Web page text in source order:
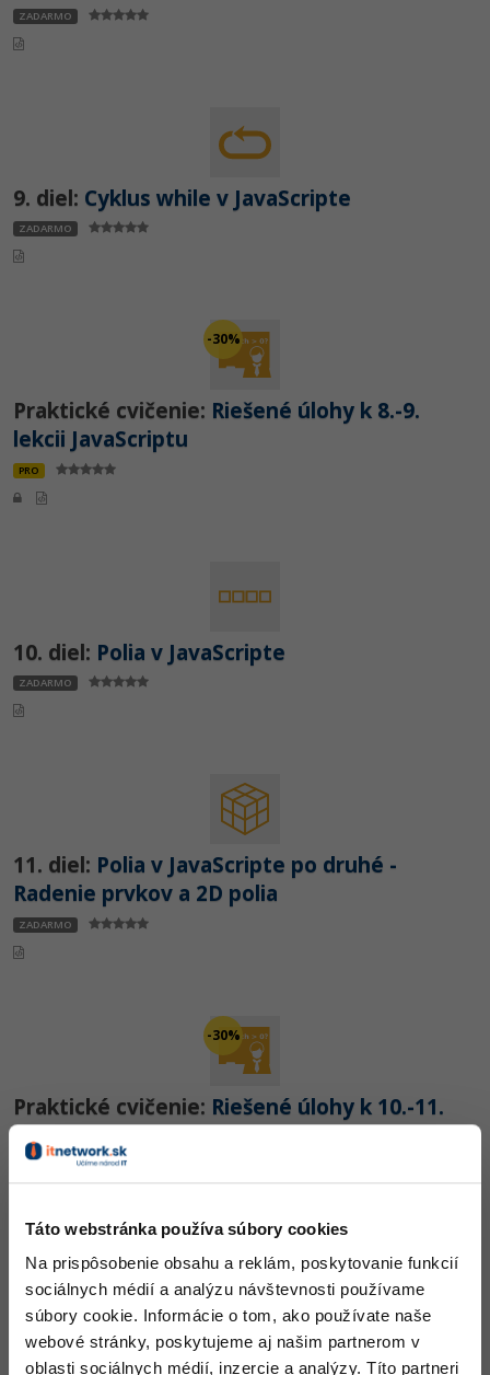
Táto webstránka používa súbory cookies
Na prispôsobenie obsahu a reklám, poskytovanie funkcií
sociálnych médií a analýzu návštevnosti používame
súbory cookie. Informácie o tom, ako používate naše
webové stránky, poskytujeme aj našim partnerom v
oblasti sociálnych médií, inzercie a analýzy. Títo partneri
ZADARMO
9. diel: Cyklus while v JavaScripte
ZADARMO
-30%
Praktické cvičenie: Riešené úlohy k 8.-9.
lekcii JavaScriptu
PRO
10. diel: Polia v JavaScripte
ZADARMO
11. diel: Polia v JavaScripte po druhé -
Radenie prvkov a 2D polia
ZADARMO
-30%
Praktické cvičenie: Riešené úlohy k 10.-11.
lekcii JavaScriptu
PRO
Krátký test:Kvíz - Podmienky, cykly a polia v